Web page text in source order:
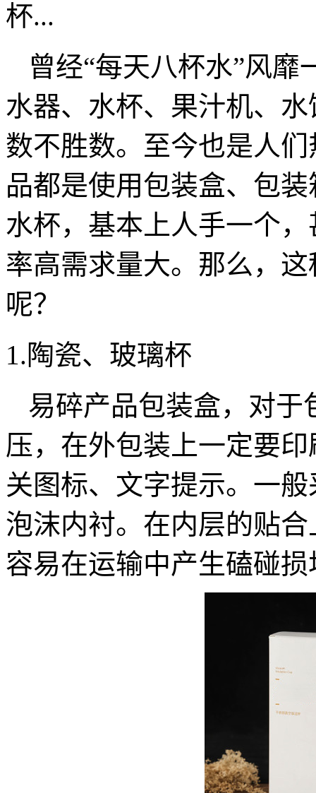
杯...
曾经“每天八杯水”风
水器、水杯、果汁机、
数不胜数。至今也是人
品都是使用包装盒、包
水杯，基本上人手一个
率高需求量大。那么，
呢？
1.陶瓷、玻璃杯
易碎产品包装盒，对于
压，在外包装上一定要
关图标、文字提示。一
泡沫内衬。在内层的贴
容易在运输中产生磕碰损